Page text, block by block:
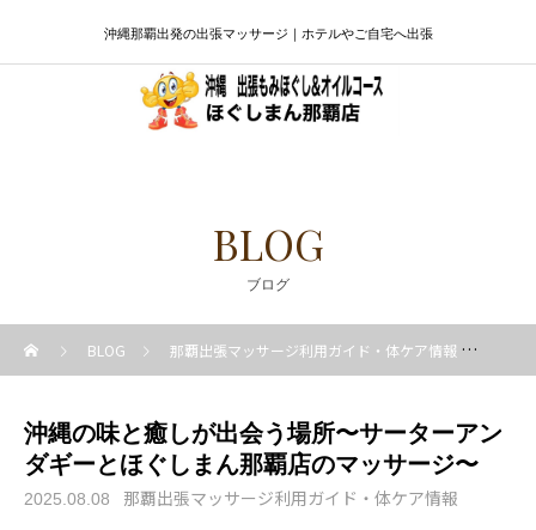
沖縄那覇出発の出張マッサージ｜ホテルやご自宅へ出張
BLOG
ブログ
BLOG 那覇出張マッサージ利用ガイド・体ケア情報
沖縄の味と癒しが出会う場所〜サーターアン
ダギーとほぐしまん那覇店のマッサージ〜
2025.08.08 那覇出張マッサージ利用ガイド・体ケア情報